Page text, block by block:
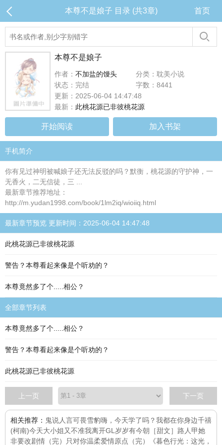
本尊不是娘子 目录 (共3章) 首页
本尊不是娘子
作者： 不加盐的馒头
分类：耽美小说
状态：完结
字数：8441
更新：2025-06-04 14:47:48
最新： 此桃花源已非彼桃花源
开始阅读 加入书架
手机简介
你有见过神明被喊娘子还无法反驳的吗？默衡，桃花源的守护神，一
无香火，二无信徒，三 ...
最新章节推荐地址：
http://m.yudan1998.com/book/1lm2iq/wioiiq.html
最新章节预览 更新时间：2025-06-04 14:47:48
此桃花源已非彼桃花源
警告？本尊看起来像是个听劝的？
本尊竟然多了个.....相公？
全部章节列表
本尊竟然多了个.....相公？
警告？本尊看起来像是个听劝的？
此桃花源已非彼桃花源
上一页 下一页
相关推荐： 鬼说人言可畏雪豹嗨，今天学了吗？我都在你身边千禧
(柯南)今天大小姐又不准我离开GL 岁岁有今朝［甜文］ 路人甲她
非要改剧情（完）
只对你温柔爱情原点（完） 《暮色行光：这光，